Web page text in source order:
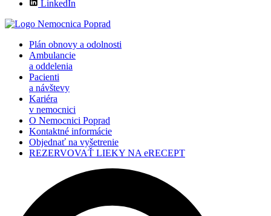
LinkedIn
Plán obnovy a odolnosti
Ambulancie
a oddelenia
Pacienti
a návštevy
Kariéra
v nemocnici
O Nemocnici Poprad
Kontaktné informácie
Objednať na vyšetrenie
REZERVOVAŤ LIEKY NA eRECEPT